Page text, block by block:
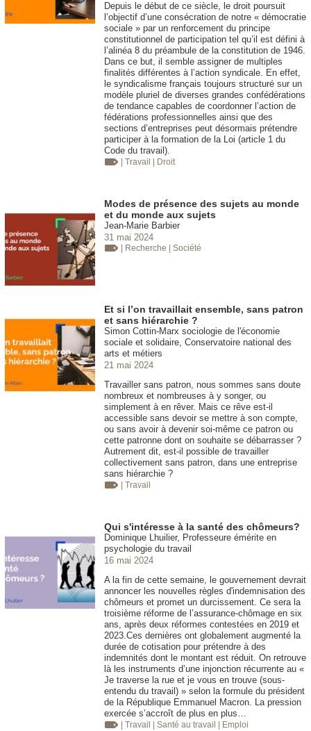
Depuis le début de ce siècle, le droit poursuit
l’objectif d’une consécration de notre « démocratie
sociale » par un renforcement du principe
constitutionnel de participation tel qu’il est défini à
l’alinéa 8 du préambule de la constitution de 1946.
Dans ce but, il semble assigner de multiples
finalités différentes à l’action syndicale. En effet,
le syndicalisme français toujours structuré sur un
modèle pluriel de diverses grandes confédérations
de tendance capables de coordonner l’action de
fédérations professionnelles ainsi que des
sections d’entreprises peut désormais prétendre
participer à la formation de la Loi (article 1 du
Code du travail).
| Travail | Droit
Modes de présence des sujets au monde
et du monde aux sujets
Jean-Marie Barbier
31 mai 2024
| Recherche | Société
Et si l’on travaillait ensemble, sans patron
et sans hiérarchie ?
Simon Cottin-Marx sociologie de l'économie
sociale et solidaire, Conservatoire national des
arts et métiers
21 mai 2024
Travailler sans patron, nous sommes sans doute
nombreux et nombreuses à y songer, ou
simplement à en rêver. Mais ce rêve est-il
accessible sans devoir se mettre à son compte,
ou sans avoir à devenir soi-même ce patron ou
cette patronne dont on souhaite se débarrasser ?
Autrement dit, est-il possible de travailler
collectivement sans patron, dans une entreprise
sans hiérarchie ?
| Travail
Qui s'intéresse à la santé des chômeurs?
Dominique Lhuilier, Professeure émérite en
psychologie du travail
16 mai 2024
A la fin de cette semaine, le gouvernement devrait
annoncer les nouvelles règles d'indemnisation des
chômeurs et promet un durcissement. Ce sera la
troisième réforme de l’assurance-chômage en six
ans, après deux réformes contestées en 2019 et
2023.Ces dernières ont globalement augmenté la
durée de cotisation pour prétendre à des
indemnités dont le montant est réduit. On retrouve
là les instruments d’une injonction récurrente au «
Je traverse la rue et je vous en trouve (sous-
entendu du travail) » selon la formule du président
de la République Emmanuel Macron. La pression
exercée s’accroît de plus en plus…
| Travail | Santé au travail | Emploi